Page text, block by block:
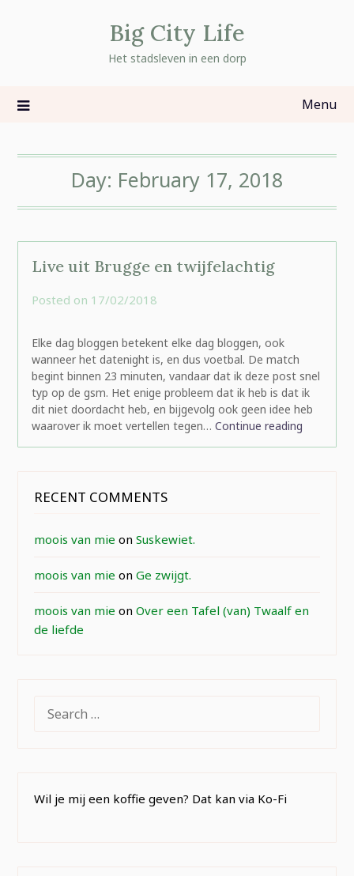
Big City Life
Het stadsleven in een dorp
Menu
Day: February 17, 2018
Live uit Brugge en twijfelachtig
Posted on 17/02/2018
Elke dag bloggen betekent elke dag bloggen, ook
wanneer het datenight is, en dus voetbal. De match
begint binnen 23 minuten, vandaar dat ik deze post snel
typ op de gsm. Het enige probleem dat ik heb is dat ik
dit niet doordacht heb, en bijgevolg ook geen idee heb
waarover ik moet vertellen tegen… Continue reading
RECENT COMMENTS
moois van mie onSuskewiet.
moois van mie onGe zwijgt.
moois van mie onOver een Tafel (van) Twaalf en
de liefde
FOR:
Wil je mij een koffie geven? Dat kan via Ko-Fi